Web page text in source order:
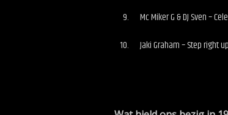
Mc Miker G & DJ Sven –
Jaki Graham – Step right up